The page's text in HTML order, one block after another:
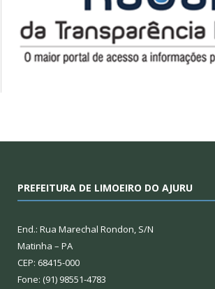
PREFEITURA DE LIMOEIRO DO AJURU
End.: Rua Marechal Rondon, S/N
Matinha – PA
CEP: 68415-000
Fone: (91) 98551-4783